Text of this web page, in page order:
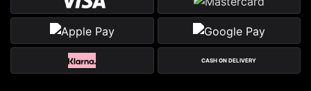
CASH ON DELIVERY